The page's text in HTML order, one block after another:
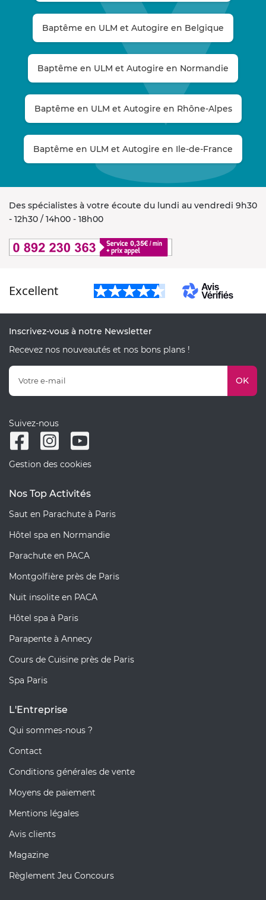
Baptême en ULM et Autogire en Belgique
Baptême en ULM et Autogire en Normandie
Baptême en ULM et Autogire en Rhône-Alpes
Baptême en ULM et Autogire en Ile-de-France
Des spécialistes à votre écoute du lundi au vendredi 9h30
- 12h30 / 14h00 - 18h00
Excellent
Inscrivez-vous à notre Newsletter
Recevez nos nouveautés et nos bons plans !
OK
Suivez-nous
Gestion des cookies
Nos Top Activités
Saut en Parachute à Paris
Hôtel spa en Normandie
Parachute en PACA
Montgolfière près de Paris
Nuit insolite en PACA
Hôtel spa à Paris
Parapente à Annecy
Cours de Cuisine près de Paris
Spa Paris
L'Entreprise
Qui sommes-nous ?
Contact
Conditions générales de vente
Moyens de paiement
Mentions légales
Avis clients
Magazine
Règlement Jeu Concours